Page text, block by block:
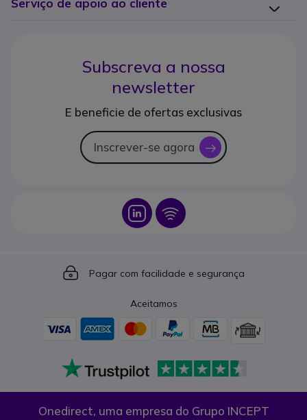
Serviço de apoio ao cliente
Subscreva a nossa
newsletter
E beneficie de ofertas exclusivas
Inscrever-se agora icon
Icon Icon
Icon
Pagar com facilidade e segurança
Aceitamos
Onedirect, uma empresa do Grupo INCEPT